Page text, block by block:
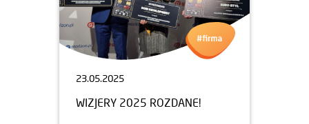
23.05.2025
WIZJERY 2025 ROZDANE!